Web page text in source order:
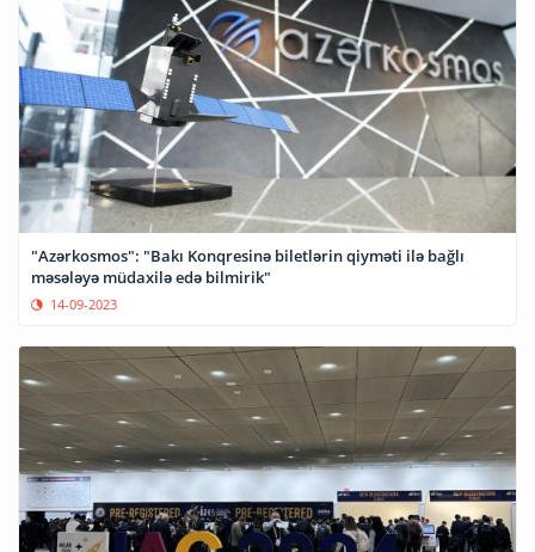
"Azərkosmos": "Bakı Konqresinə biletlərin qiyməti ilə bağlı
məsələyə müdaxilə edə bilmirik"
14-09-2023